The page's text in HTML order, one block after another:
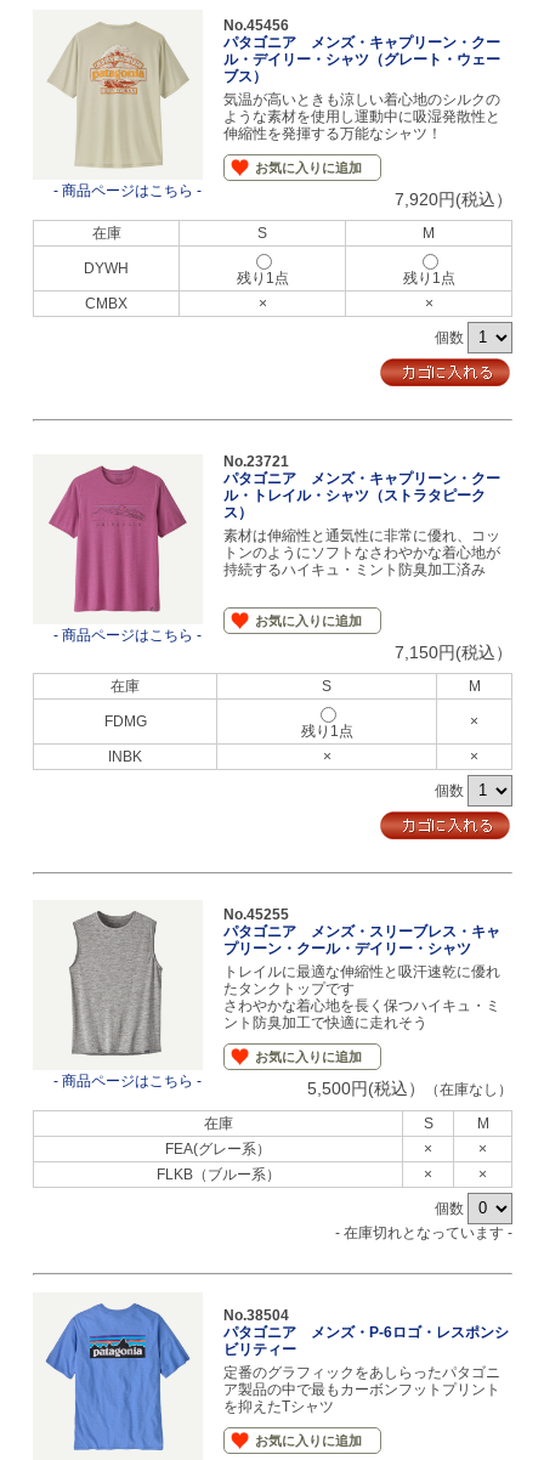
- 商品ページはこちら -
No.45456
パタゴニア メンズ・キャプリーン・クー
ル・デイリー・シャツ（グレート・ウェー
ブス）
気温が高いときも涼しい着心地のシルクの
ような素材を使用し運動中に吸湿発散性と
伸縮性を発揮する万能なシャツ！
お気に入りに追加
7,920円(税込）
在庫 S M
DYWH
残り1点
残り1点
CMBX
×
×
個数
- 商品ページはこちら -
No.23721
パタゴニア メンズ・キャプリーン・クー
ル・トレイル・シャツ（ストラタピーク
ス）
素材は伸縮性と通気性に非常に優れ、コッ
トンのようにソフトなさわやかな着心地が
持続するハイキュ・ミント防臭加工済み
お気に入りに追加
7,150円(税込）
在庫 S M
FDMG
残り1点
×
INBK ×
×
個数
- 商品ページはこちら -
No.45255
パタゴニア メンズ・スリーブレス・キャ
プリーン・クール・デイリー・シャツ
トレイルに最適な伸縮性と吸汗速乾に優れ
たタンクトップです
さわやかな着心地を長く保つハイキュ・ミ
ント防臭加工で快適に走れそう
お気に入りに追加
5,500円(税込）
（在庫なし）
在庫
S
M
FEA(グレー系）
×
×
FLKB（ブルー系）
×
×
個数
- 在庫切れとなっています -
No.38504
パタゴニア メンズ・P-6ロゴ・レスポンシ
ビリティー
定番のグラフィックをあしらったパタゴニ
ア製品の中で最もカーボンフットプリント
を抑えたTシャツ
お気に入りに追加